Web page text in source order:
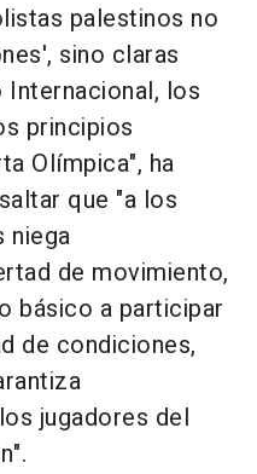
palestinos no
sino claras
los
principios
Olímpica", ha
que "a los
niega
de movimiento,
básico a participar
de condiciones,
jugadores del